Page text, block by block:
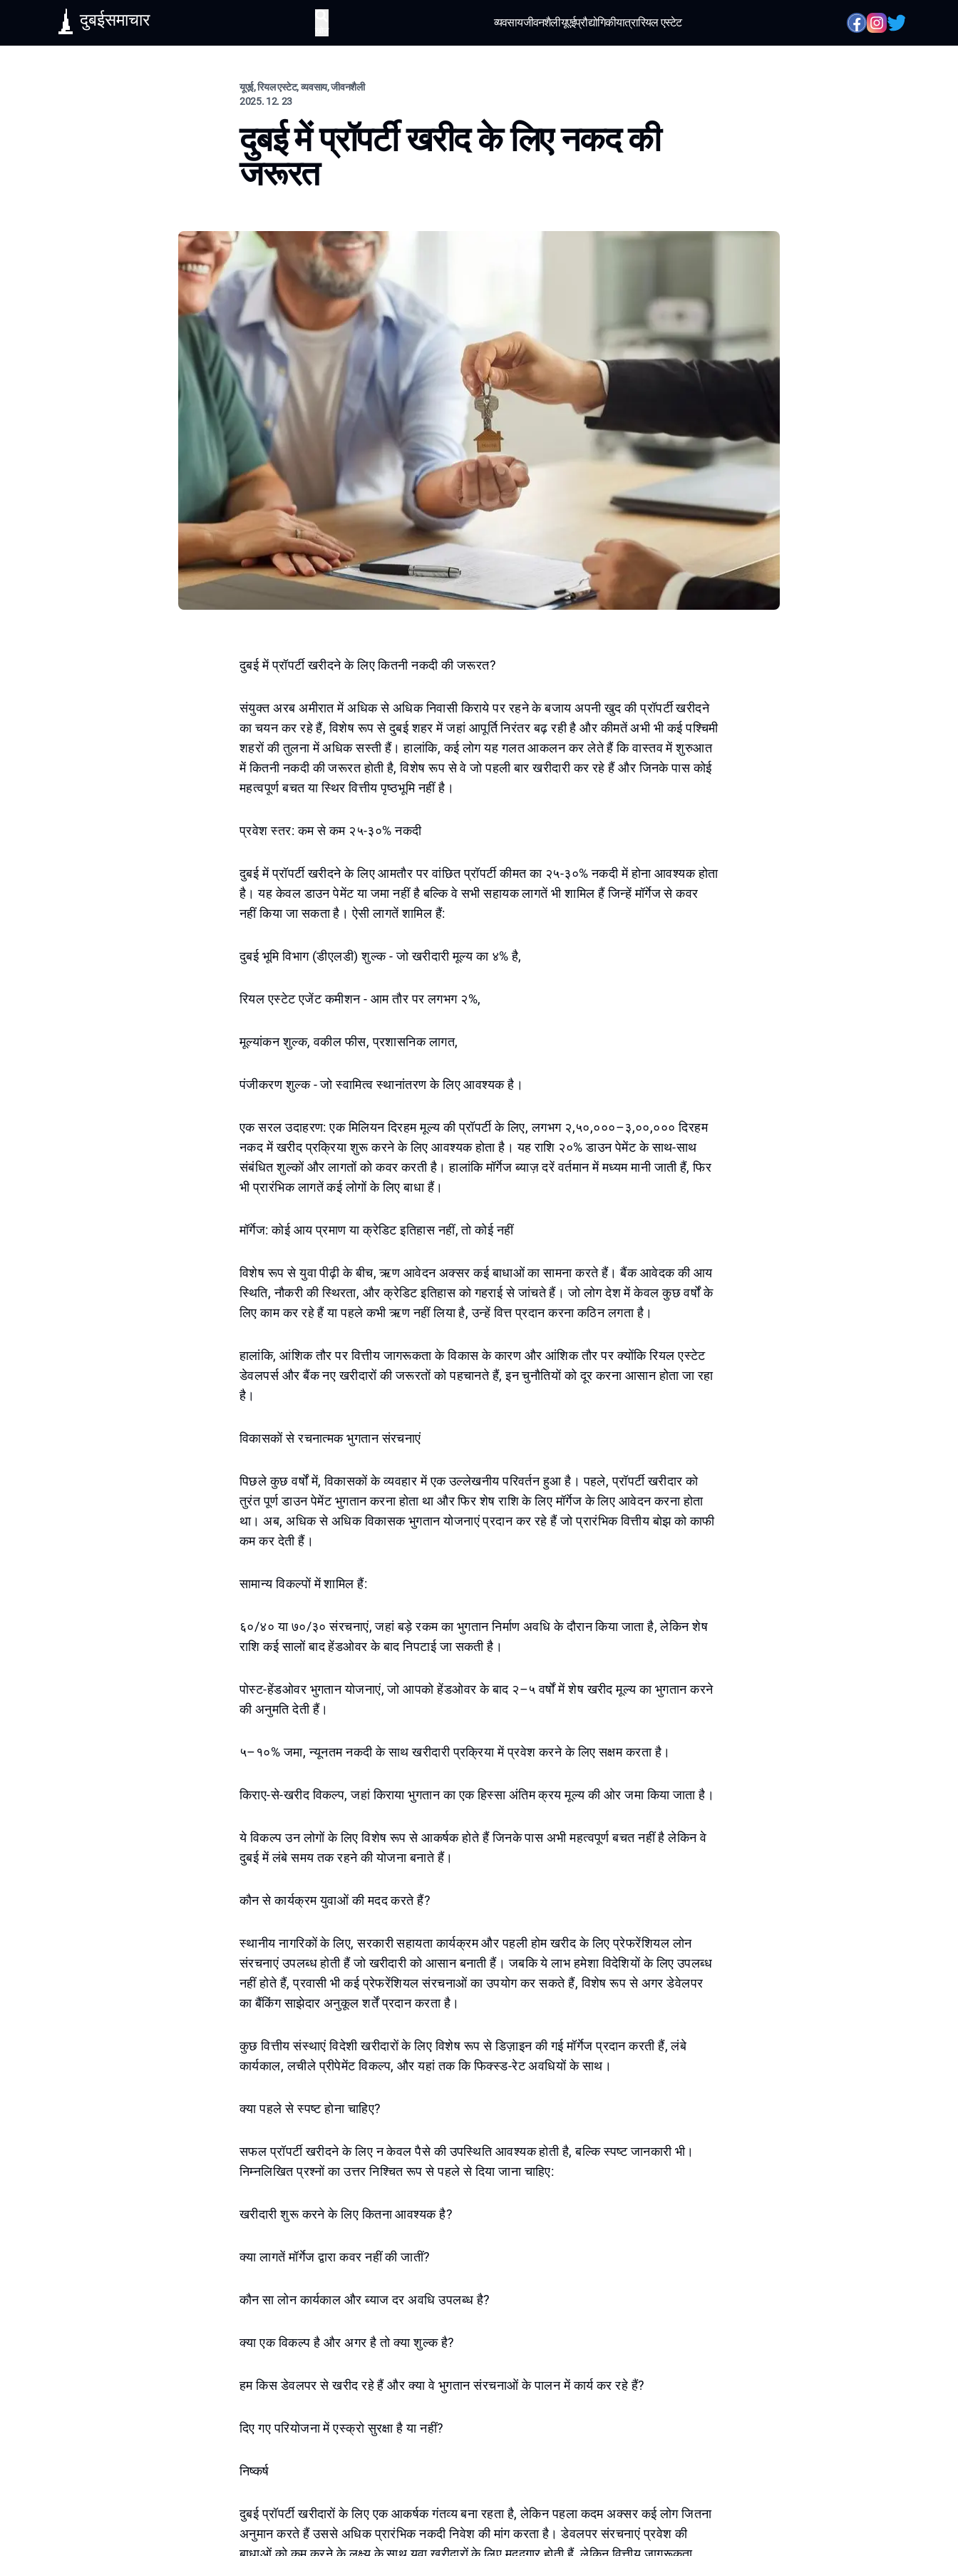
दुबईसमाचार व्यवसायजीवनशैलीयूएईप्रौद्योगिकीयात्रारियल एस्टेट
यूएई, रियल एस्टेट, व्यवसाय, जीवनशैली
2025. 12. 23
दुबई में प्रॉपर्टी खरीद के लिए नकद की
जरूरत
दुबई में प्रॉपर्टी खरीदने के लिए कितनी नकदी की जरूरत?
संयुक्त अरब अमीरात में अधिक से अधिक निवासी किराये पर रहने के बजाय अपनी खुद की प्रॉपर्टी खरीदने
का चयन कर रहे हैं, विशेष रूप से दुबई शहर में जहां आपूर्ति निरंतर बढ़ रही है और कीमतें अभी भी कई पश्चिमी
शहरों की तुलना में अधिक सस्ती हैं। हालांकि, कई लोग यह गलत आकलन कर लेते हैं कि वास्तव में शुरुआत
में कितनी नकदी की जरूरत होती है, विशेष रूप से वे जो पहली बार खरीदारी कर रहे हैं और जिनके पास कोई
महत्वपूर्ण बचत या स्थिर वित्तीय पृष्ठभूमि नहीं है।
प्रवेश स्तर: कम से कम २५-३०% नकदी
दुबई में प्रॉपर्टी खरीदने के लिए आमतौर पर वांछित प्रॉपर्टी कीमत का २५-३०% नकदी में होना आवश्यक होता
है। यह केवल डाउन पेमेंट या जमा नहीं है बल्कि वे सभी सहायक लागतें भी शामिल हैं जिन्हें मॉर्गेज से कवर
नहीं किया जा सकता है। ऐसी लागतें शामिल हैं:
दुबई भूमि विभाग (डीएलडी) शुल्क - जो खरीदारी मूल्य का ४% है,
रियल एस्टेट एजेंट कमीशन - आम तौर पर लगभग २%,
मूल्यांकन शुल्क, वकील फीस, प्रशासनिक लागत,
पंजीकरण शुल्क - जो स्वामित्व स्थानांतरण के लिए आवश्यक है।
एक सरल उदाहरण: एक मिलियन दिरहम मूल्य की प्रॉपर्टी के लिए, लगभग २,५०,०००–३,००,००० दिरहम
नकद में खरीद प्रक्रिया शुरू करने के लिए आवश्यक होता है। यह राशि २०% डाउन पेमेंट के साथ-साथ
संबंधित शुल्कों और लागतों को कवर करती है। हालांकि मॉर्गेज ब्याज़ दरें वर्तमान में मध्यम मानी जाती हैं, फिर
भी प्रारंभिक लागतें कई लोगों के लिए बाधा हैं।
मॉर्गेज: कोई आय प्रमाण या क्रेडिट इतिहास नहीं, तो कोई नहीं
विशेष रूप से युवा पीढ़ी के बीच, ऋण आवेदन अक्सर कई बाधाओं का सामना करते हैं। बैंक आवेदक की आय
स्थिति, नौकरी की स्थिरता, और क्रेडिट इतिहास को गहराई से जांचते हैं। जो लोग देश में केवल कुछ वर्षों के
लिए काम कर रहे हैं या पहले कभी ऋण नहीं लिया है, उन्हें वित्त प्रदान करना कठिन लगता है।
हालांकि, आंशिक तौर पर वित्तीय जागरूकता के विकास के कारण और आंशिक तौर पर क्योंकि रियल एस्टेट
डेवलपर्स और बैंक नए खरीदारों की जरूरतों को पहचानते हैं, इन चुनौतियों को दूर करना आसान होता जा रहा
है।
विकासकों से रचनात्मक भुगतान संरचनाएं
पिछले कुछ वर्षों में, विकासकों के व्यवहार में एक उल्लेखनीय परिवर्तन हुआ है। पहले, प्रॉपर्टी खरीदार को
तुरंत पूर्ण डाउन पेमेंट भुगतान करना होता था और फिर शेष राशि के लिए मॉर्गेज के लिए आवेदन करना होता
था। अब, अधिक से अधिक विकासक भुगतान योजनाएं प्रदान कर रहे हैं जो प्रारंभिक वित्तीय बोझ को काफी
कम कर देती हैं।
सामान्य विकल्पों में शामिल हैं:
६०/४० या ७०/३० संरचनाएं, जहां बड़े रकम का भुगतान निर्माण अवधि के दौरान किया जाता है, लेकिन शेष
राशि कई सालों बाद हेंडओवर के बाद निपटाई जा सकती है।
पोस्ट-हेंडओवर भुगतान योजनाएं, जो आपको हेंडओवर के बाद २–५ वर्षों में शेष खरीद मूल्य का भुगतान करने
की अनुमति देती हैं।
५–१०% जमा, न्यूनतम नकदी के साथ खरीदारी प्रक्रिया में प्रवेश करने के लिए सक्षम करता है।
किराए-से-खरीद विकल्प, जहां किराया भुगतान का एक हिस्सा अंतिम क्रय मूल्य की ओर जमा किया जाता है।
ये विकल्प उन लोगों के लिए विशेष रूप से आकर्षक होते हैं जिनके पास अभी महत्वपूर्ण बचत नहीं है लेकिन वे
दुबई में लंबे समय तक रहने की योजना बनाते हैं।
कौन से कार्यक्रम युवाओं की मदद करते हैं?
स्थानीय नागरिकों के लिए, सरकारी सहायता कार्यक्रम और पहली होम खरीद के लिए प्रेफरेंशियल लोन
संरचनाएं उपलब्ध होती हैं जो खरीदारी को आसान बनाती हैं। जबकि ये लाभ हमेशा विदेशियों के लिए उपलब्ध
नहीं होते हैं, प्रवासी भी कई प्रेफरेंशियल संरचनाओं का उपयोग कर सकते हैं, विशेष रूप से अगर डेवेलपर
का बैंकिंग साझेदार अनुकूल शर्तें प्रदान करता है।
कुछ वित्तीय संस्थाएं विदेशी खरीदारों के लिए विशेष रूप से डिज़ाइन की गई मॉर्गेज प्रदान करती हैं, लंबे
कार्यकाल, लचीले प्रीपेमेंट विकल्प, और यहां तक ​​कि फिक्स्ड-रेट अवधियों के साथ।
क्या पहले से स्पष्ट होना चाहिए?
सफल प्रॉपर्टी खरीदने के लिए न केवल पैसे की उपस्थिति आवश्यक होती है, बल्कि स्पष्ट जानकारी भी।
निम्नलिखित प्रश्नों का उत्तर निश्चित रूप से पहले से दिया जाना चाहिए:
खरीदारी शुरू करने के लिए कितना आवश्यक है?
क्या लागतें मॉर्गेज द्वारा कवर नहीं की जातीं?
कौन सा लोन कार्यकाल और ब्याज दर अवधि उपलब्ध है?
क्या एक विकल्प है और अगर है तो क्या शुल्क है?
हम किस डेवलपर से खरीद रहे हैं और क्या वे भुगतान संरचनाओं के पालन में कार्य कर रहे हैं?
दिए गए परियोजना में एस्क्रो सुरक्षा है या नहीं?
निष्कर्ष
दुबई प्रॉपर्टी खरीदारों के लिए एक आकर्षक गंतव्य बना रहता है, लेकिन पहला कदम अक्सर कई लोग जितना
अनुमान करते हैं उससे अधिक प्रारंभिक नकदी निवेश की मांग करता है। डेवलपर संरचनाएं प्रवेश की